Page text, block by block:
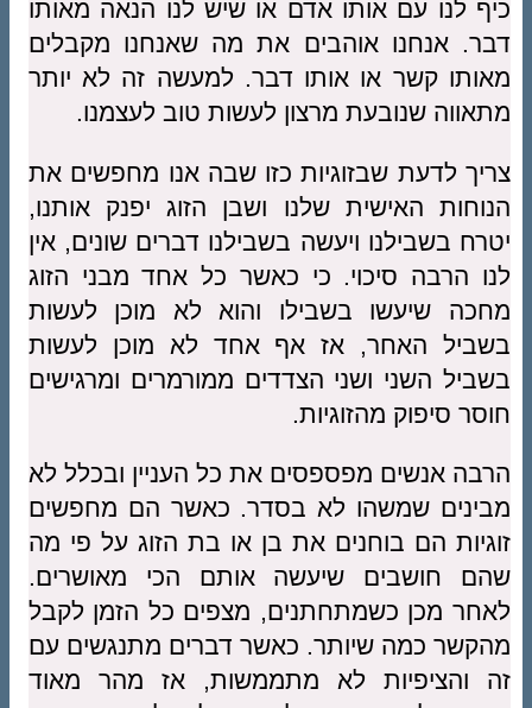
כיף לנו עם אותו אדם או שיש לנו הנאה מאותו
דבר. אנחנו אוהבים את מה שאנחנו מקבלים
מאותו קשר או אותו דבר. למעשה זה לא יותר
מתאווה שנובעת מרצון לעשות טוב לעצמנו.
צריך לדעת שבזוגיות כזו שבה אנו מחפשים את
הנוחות האישית שלנו ושבן הזוג יפנק אותנו,
יטרח בשבילנו ויעשה בשבילנו דברים שונים, אין
לנו הרבה סיכוי. כי כאשר כל אחד מבני הזוג
מחכה שיעשו בשבילו והוא לא מוכן לעשות
בשביל האחר, אז אף אחד לא מוכן לעשות
בשביל השני ושני הצדדים ממורמרים ומרגישים
חוסר סיפוק מהזוגיות.
הרבה אנשים מפספסים את כל העניין ובכלל לא
מבינים שמשהו לא בסדר. כאשר הם מחפשים
זוגיות הם בוחנים את בן או בת הזוג על פי מה
שהם חושבים שיעשה אותם הכי מאושרים.
לאחר מכן כשמתחתנים, מצפים כל הזמן לקבל
מהקשר כמה שיותר. כאשר דברים מתנגשים עם
זה והציפיות לא מתממשות, אז מהר מאוד